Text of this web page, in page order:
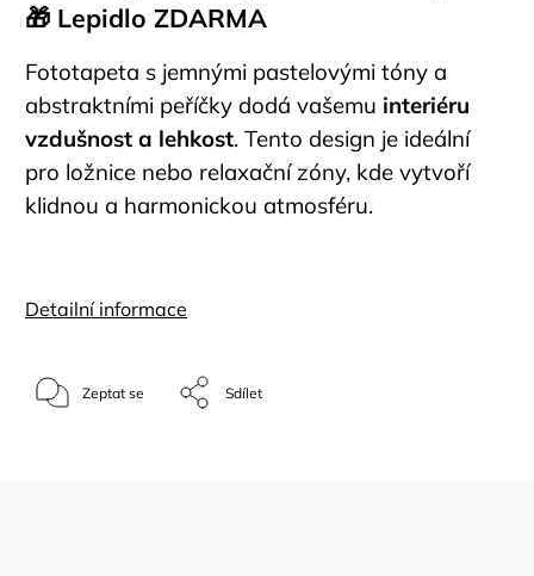
🎁 Lepidlo ZDARMA
Fototapeta s jemnými pastelovými tóny a
abstraktními peříčky dodá vašemu interiéru
vzdušnost a lehkost. Tento design je ideální
pro ložnice nebo relaxační zóny, kde vytvoří
klidnou a harmonickou atmosféru.
Detailní informace
Zeptat se Sdílet